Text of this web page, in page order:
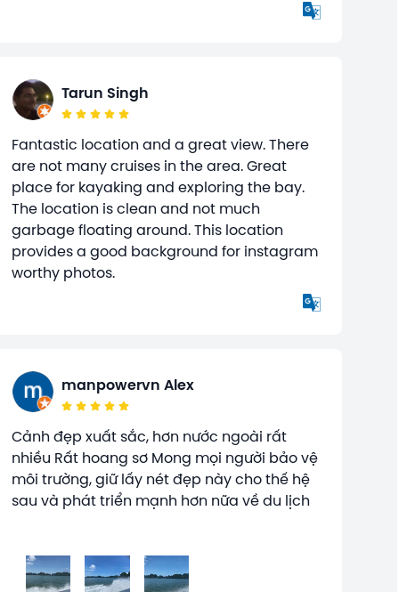
Tarun Singh
Fantastic location and a great view. There
are not many cruises in the area. Great
place for kayaking and exploring the bay.
The location is clean and not much
garbage floating around. This location
provides a good background for instagram
worthy photos.
manpowervn Alex
Cảnh đẹp xuất sắc, hơn nước ngoài rất
nhiều Rất hoang sơ Mong mọi người bảo vệ
môi trường, giữ lấy nét đẹp này cho thế hệ
sau và phát triển mạnh hơn nữa về du lịch